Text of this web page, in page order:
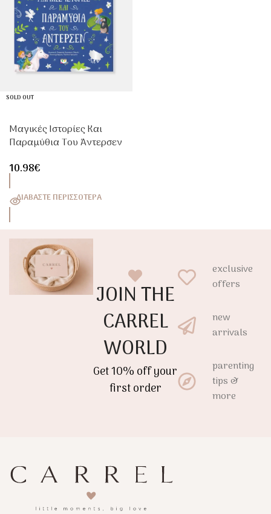
SOLD OUT
Μαγικές Ιστορίες Και
Παραμύθια Του Άντερσεν
Κλασικών Παραμυθιών
10.98€
ΔΙΑΒΆΣΤΕ ΠΕΡΙΣΣΌΤΕΡΑ
JOIN THE
CARREL
WORLD
Get 10% off your
first order
exclusive
offers
new
arrivals
parenting
tips &
more